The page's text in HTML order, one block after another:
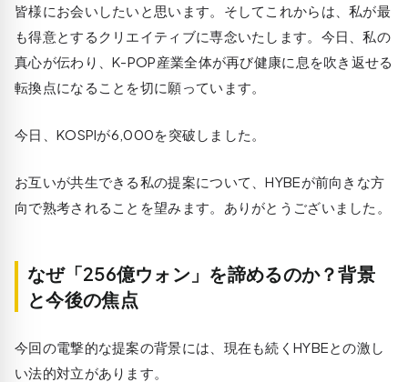
皆様にお会いしたいと思います。そしてこれからは、私が最
も得意とするクリエイティブに専念いたします。今日、私の
真心が伝わり、K-POP産業全体が再び健康に息を吹き返せる
転換点になることを切に願っています。
今日、KOSPIが6,000を突破しました。
お互いが共生できる私の提案について、HYBEが前向きな方
向で熟考されることを望みます。ありがとうございました。
なぜ「256億ウォン」を諦めるのか？背景
と今後の焦点
今回の電撃的な提案の背景には、現在も続くHYBEとの激し
い法的対立があります。